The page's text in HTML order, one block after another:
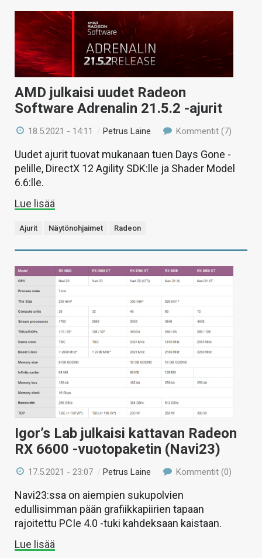
AMD julkaisi uudet Radeon
Software Adrenalin 21.5.2 -ajurit
18.5.2021 - 14:11 /Petrus Laine Kommentit (7)
Uudet ajurit tuovat mukanaan tuen Days Gone -
pelille, DirectX 12 Agility SDK:lle ja Shader Model
6.6:lle.
Lue lisää
Ajurit Näytönohjaimet Radeon
Igor’s Lab julkaisi kattavan Radeon
RX 6600 -vuotopaketin (Navi23)
17.5.2021 - 23:07 /Petrus Laine Kommentit (0)
Navi23:ssa on aiempien sukupolvien
edullisimman pään grafiikkapiirien tapaan
rajoitettu PCIe 4.0 -tuki kahdeksaan kaistaan.
Lue lisää